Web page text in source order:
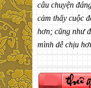
câu chuyện
cảm thấy cuộc
hơn; cũng như
mình dễ chịu